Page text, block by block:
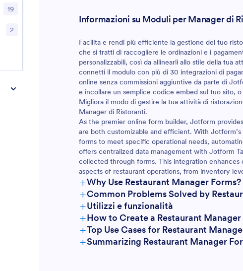
Informazioni su Moduli per Manager di
Facilita e rendi più efficiente la gestione del tuo
che si tratti di raccogliere le ordinazioni e i
personalizzabili, così da allinearli allo stile della tua
connetti il modulo con più di 30 integrazioni di
online senza commissioni aggiuntive da parte di
e incollare un semplice codice embed sul tuo sito,
Migliora il modo di gestire la tua attività di
Manager di Ristoranti.
As the premier online form builder, Jotform
are both customizable and efficient. With
forms to meet specific operational needs,
offers centralized data management with Jotform
collected through forms. This integration enhances
aspects of restaurant operations, from inventory
+Why Use Restaurant Manager Forms?
+Common Problems Solved by
+Utilizzi e funzionalità
+How to Create a Restaurant Manager
+Top Use Cases for Restaurant
For Managers
+Summarizing Restaurant Manager
19
2